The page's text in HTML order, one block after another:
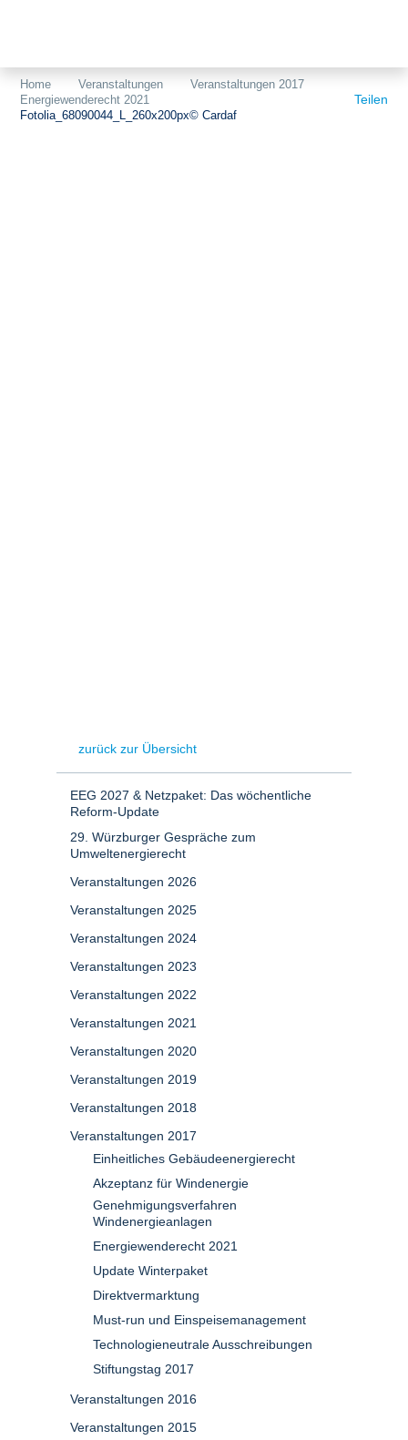
Home Veranstaltungen
Veranstaltungen 2017
Energiewenderecht 2021
Fotolia_68090044_L_260x200px© Cardaf
Teilen
zurück zur Übersicht
EEG 2027 & Netzpaket: Das wöchentliche
Reform-Update
29. Würzburger Gespräche zum
Umweltenergierecht
Veranstaltungen 2026
Veranstaltungen 2025
Veranstaltungen 2024
Veranstaltungen 2023
Veranstaltungen 2022
Veranstaltungen 2021
Veranstaltungen 2020
Veranstaltungen 2019
Veranstaltungen 2018
Veranstaltungen 2017
Einheitliches Gebäudeenergierecht
Akzeptanz für Windenergie
Genehmigungsverfahren
Windenergieanlagen
Energiewenderecht 2021
Update Winterpaket
Direktvermarktung
Must-run und Einspeisemanagement
Technologieneutrale Ausschreibungen
Stiftungstag 2017
Veranstaltungen 2016
Veranstaltungen 2015